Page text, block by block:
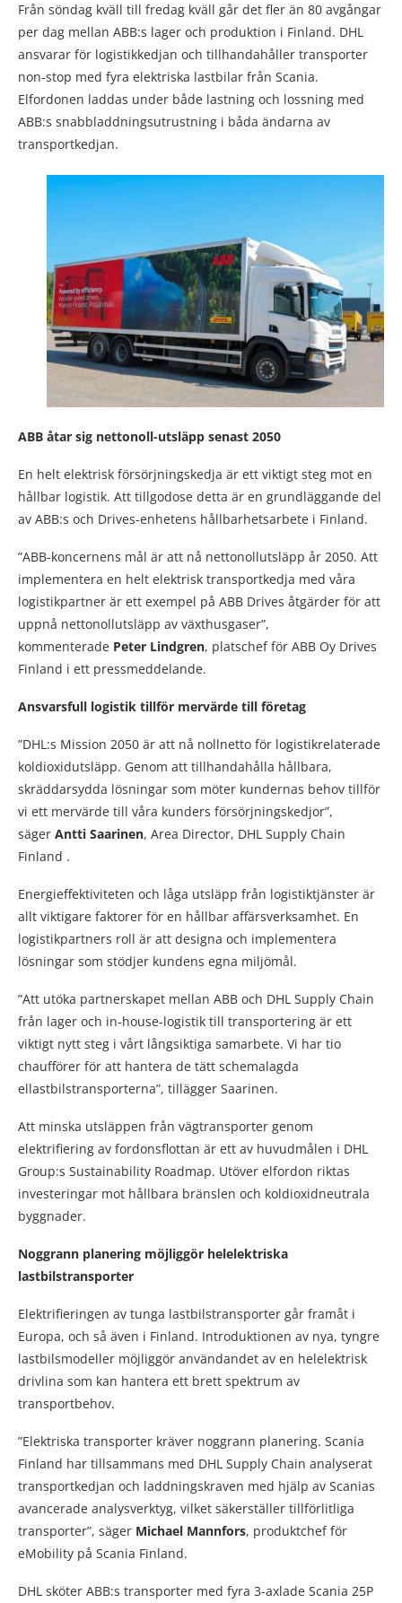
Från söndag kväll till fredag kväll går det fler än 80 avgångar
per dag mellan ABB:s lager och produktion i Finland. DHL
ansvarar för logistikkedjan och tillhandahåller transporter
non-stop med fyra elektriska lastbilar från Scania.
Elfordonen laddas under både lastning och lossning med
ABB:s snabbladdningsutrustning i båda ändarna av
transportkedjan.
ABB åtar sig nettonoll-utsläpp senast 2050
En helt elektrisk försörjningskedja är ett viktigt steg mot en
hållbar logistik. Att tillgodose detta är en grundläggande del
av ABB:s och Drives-enhetens hållbarhetsarbete i Finland.
”ABB-koncernens mål är att nå nettonollutsläpp år 2050. Att
implementera en helt elektrisk transportkedja med våra
logistikpartner är ett exempel på ABB Drives åtgärder för att
uppnå nettonollutsläpp av växthusgaser”,
kommenterade Peter Lindgren, platschef för ABB Oy Drives
Finland i ett pressmeddelande.
Ansvarsfull logistik tillför mervärde till företag
”DHL:s Mission 2050 är att nå nollnetto för logistikrelaterade
koldioxidutsläpp. Genom att tillhandahålla hållbara,
skräddarsydda lösningar som möter kundernas behov tillför
vi ett mervärde till våra kunders försörjningskedjor”,
säger Antti Saarinen, Area Director, DHL Supply Chain
Finland .
Energieffektiviteten och låga utsläpp från logistiktjänster är
allt viktigare faktorer för en hållbar affärsverksamhet. En
logistikpartners roll är att designa och implementera
lösningar som stödjer kundens egna miljömål.
”Att utöka partnerskapet mellan ABB och DHL Supply Chain
från lager och in-house-logistik till transportering är ett
viktigt nytt steg i vårt långsiktiga samarbete. Vi har tio
chaufförer för att hantera de tätt schemalagda
ellastbilstransporterna”, tillägger Saarinen.
Att minska utsläppen från vägtransporter genom
elektrifiering av fordonsflottan är ett av huvudmålen i DHL
Group:s Sustainability Roadmap. Utöver elfordon riktas
investeringar mot hållbara bränslen och koldioxidneutrala
byggnader.
Noggrann planering möjliggör helelektriska
lastbilstransporter
Elektrifieringen av tunga lastbilstransporter går framåt i
Europa, och så även i Finland. Introduktionen av nya, tyngre
lastbilsmodeller möjliggör användandet av en helelektrisk
drivlina som kan hantera ett brett spektrum av
transportbehov.
”Elektriska transporter kräver noggrann planering. Scania
Finland har tillsammans med DHL Supply Chain analyserat
transportkedjan och laddningskraven med hjälp av Scanias
avancerade analysverktyg, vilket säkerställer tillförlitliga
transporter”, säger Michael Mannfors, produktchef för
eMobility på Scania Finland.
DHL sköter ABB:s transporter med fyra 3-axlade Scania 25P